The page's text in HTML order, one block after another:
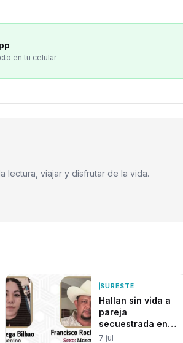
en tu celular
lectura, viajar y disfrutar de la vida.
SURESTE
Hallan sin vida a
pareja
secuestrada en
Escárcega
7 jul